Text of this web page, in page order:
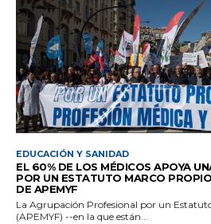
EDUCACIÓN Y SANIDAD
EL 60% DE LOS MÉDICOS APOYA
POR UN ESTATUTO MARCO
DE APEMYF
La Agrupación Profesional por un
(APEMYF) --en la que están...